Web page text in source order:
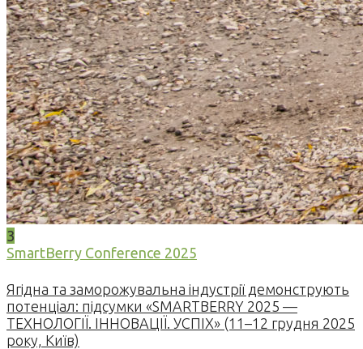
3
SmartBerry Conference 2025
Ягідна та заморожувальна індустрії демонструють
потенціал: підсумки «SMARTBERRY 2025 —
ТЕХНОЛОГІЇ. ІННОВАЦІЇ. УСПІХ» (11–12 грудня 2025
року, Київ)